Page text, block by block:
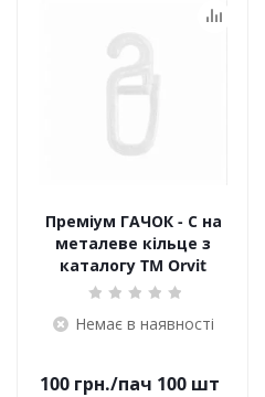
Преміум ГАЧОК - С на
металеве кільце з
каталогу TM Orvit
Немає в наявності
100грн./пач 100 шт